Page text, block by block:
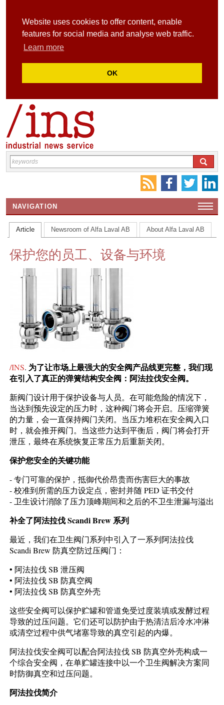
Website uses cookies to offer content, enable
features for social media and analyse web traffic.
Learn more
OK
NAVIGATION
HOME
CONTACT US
INS MAIN WEBSITE
ABOUT US
Article Newsroom of Alfa Laval AB About Alfa Laval AB
保护您的员工、设备与环境
/INS. 为了让市场上最强大的安全阀产品线更完整，我们现
在引入了真正的弹簧结构安全阀：阿法拉伐安全阀。
新阀门设计用于保护设备与人员。在可能危险的情况下，
当达到预先设定的压力时，这种阀门将会开启。压缩弹簧
的力量，会一直保持阀门关闭。当压力堆积在安全阀入口
时，就会推开阀门。当这些力达到平衡后，阀门将会打开
泄压，最终在系统恢复正常压力后重新关闭。
保护您安全的关键功能
- 专门可靠的保护，抵御代价昂贵而伤害巨大的事故
- 校准到所需的压力设定点，密封并随 PED 证书交付
- 卫生设计消除了压力顶峰期间和之后的不卫生泄漏与溢出
补全了阿法拉伐 Scandi Brew 系列
最近，我们在卫生阀门系列中引入了一系列阿法拉伐
Scandi Brew 防真空防过压阀门：
• 阿法拉伐 SB 泄压阀
• 阿法拉伐 SB 防真空阀
• 阿法拉伐 SB 防真空外壳
这些安全阀可以保护贮罐和管道免受过度装填或发酵过程
导致的过压问题。它们还可以防护由于热清洁后冷水冲淋
或清空过程中供气堵塞导致的真空引起的内爆。
阿法拉伐安全阀可以配合阿法拉伐 SB 防真空外壳构成一
个综合安全阀，在单贮罐连接中以一个卫生阀解决方案同
时防御真空和过压问题。
阿法拉伐简介